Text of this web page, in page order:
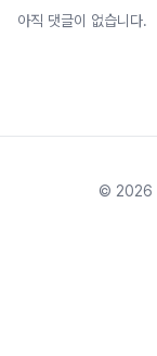
아직 댓글이 없습니다.
© 2026